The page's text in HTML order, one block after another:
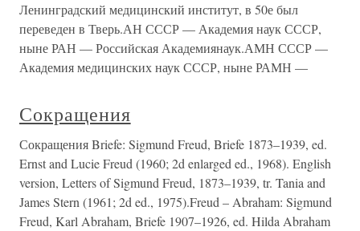
Ленинградский медицинский институт, в 50е был
переведен в Тверь.АН СССР — Академия наук СССР,
ныне РАН — Российская Академиянаук.АМН СССР —
Академия медицинских наук СССР, ныне РАМН —
Сокращения
Сокращения Briefe: Sigmund Freud, Briefe 1873–1939, ed.
Ernst and Lucie Freud (1960; 2d enlarged ed., 1968). English
version, Letters of Sigmund Freud, 1873–1939, tr. Tania and
James Stern (1961; 2d ed., 1975).Freud – Abraham: Sigmund
Freud, Karl Abraham, Briefe 1907–1926, ed. Hilda Abraham